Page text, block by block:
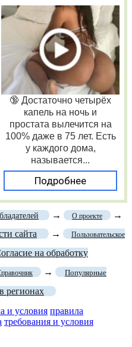
🔞 Достаточно четырёх
капель на ночь и
простата вылечится на
100% даже в 75 лет. Есть
у каждого дома,
называется...
Подробнее
→ О проекте
→
сайта
→ Пользовательское
на обработку
→ Популярные
регионах
и условия правила
требования и условия